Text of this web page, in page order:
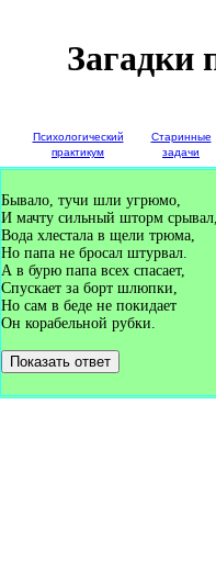
Загадки
Психологический
практикум
Старинные
задачи
Бывало, тучи шли угрюмо,
И мачту сильный шторм срывал,
Вода хлестала в щели трюма,
Но папа не бросал штурвал.
А в бурю папа всех спасает,
Спускает за борт шлюпки,
Но сам в беде не покидает
Он корабельной рубки.
Показать ответ